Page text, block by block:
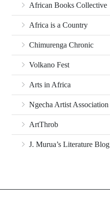
African Books Collective
Africa is a Country
Chimurenga Chronic
Volkano Fest
Arts in Africa
Ngecha Artist Association
ArtThrob
J. Murua’s Literature Blog